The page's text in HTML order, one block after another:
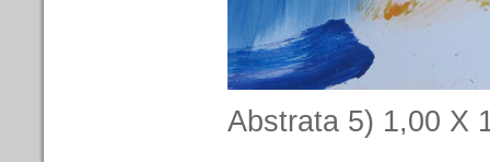
Abstrata 5) 1,00 X